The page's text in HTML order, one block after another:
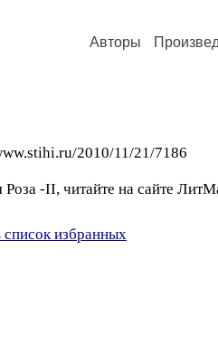
Авторы
2010/11/21/7186
-II, читайте на сайте
список избранных